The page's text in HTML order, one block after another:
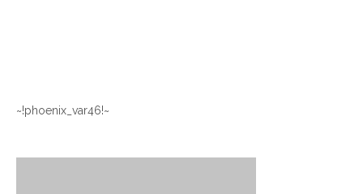
~!phoenix_var46!~